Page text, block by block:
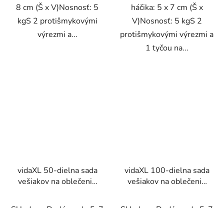
8 cm (Š x V)Nosnosť: 5
kgS 2 protišmykovými
výrezmi a...
háčika: 5 x 7 cm (Š x
V)Nosnosť: 5 kgS 2
protišmykovými výrezmi a
1 tyčou na...
vidaXL 50-dielna sada
vešiakov na oblečenie
protišmyková
vidaXL 100-dielna sada
vešiakov na oblečenie
protišmyková